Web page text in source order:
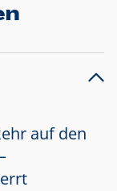
auf den